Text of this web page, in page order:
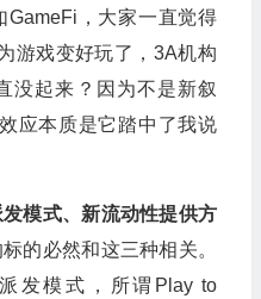
GameFi，大家一直觉得
游戏变好玩了，3A机构
没起来？因为不是新叙
应本质是它踏中了我说
模式、新流动性提供方
的必然和这三种相关。
发模式，所谓Play to